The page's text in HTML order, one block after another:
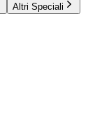
Altri Speciali